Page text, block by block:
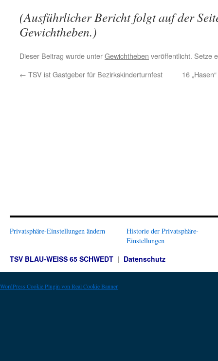
(Ausführlicher Bericht folgt auf der
Gewichtheben.)
Dieser Beitrag wurde unterGewichtheben veröffentlicht. Setze
← TSV ist Gastgeber für Bezirkskinderturnfest 16
Privatsphäre-Einstellungen ändern
Historie der Privatsphäre-
Einstellungen
TSV BLAU-WEISS 65 SCHWEDT Datenschutz
WordPress Cookie Plugin von Real Cookie Banner